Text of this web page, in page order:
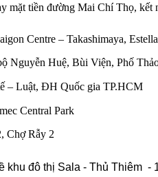
mặt tiền đường Mai Chí Thọ, kết
Centre – Takashimaya,
Nguyễn Huệ, Bùi Viện, Phố
Luật, ĐH Quốc gia TP.HCM
Central Park
Chợ Rẫy 2